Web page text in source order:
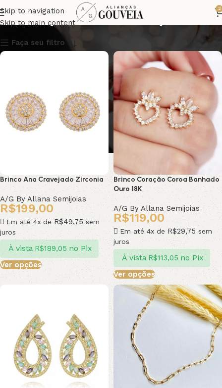
Skip to navigation
Skip to main content
2
A/G By Allana Semijoias
Faça seu filtro
Brinco Ana Cravejado Zirconia
A/G By Allana Semijoias
R$199,00
Em até 4x deR$49,75sem
juros
À vista R$189,05 no Pix
Ver opções
Brinco Coração Coroa Banhado
Ouro 18K
A/G By Allana Semijoias
R$119,00
Em até 4x deR$29,75sem
juros
À vista R$113,05 no Pix
Ver opções